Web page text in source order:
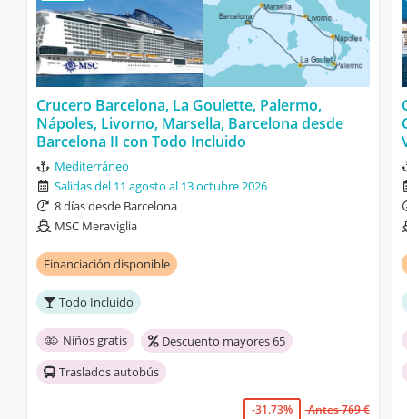
Crucero Barcelona, La Goulette, Palermo,
Nápoles, Livorno, Marsella, Barcelona desde
Barcelona II con Todo Incluido
Mediterráneo
Salidas del 11 agosto al 13 octubre 2026
8 días desde Barcelona
MSC Meraviglia
Financiación disponible
Todo Incluido
Niños gratis
Descuento mayores 65
Traslados autobús
-31.73%
Antes 769 €